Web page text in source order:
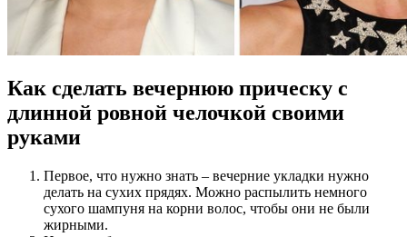
Как сделать вечернюю прическу с
длинной ровной челочкой своими
руками
Первое, что нужно знать – вечерние укладки нужно
делать на сухих прядях. Можно распылить немного
сухого шампуня на корни волос, чтобы они не были
жирными.